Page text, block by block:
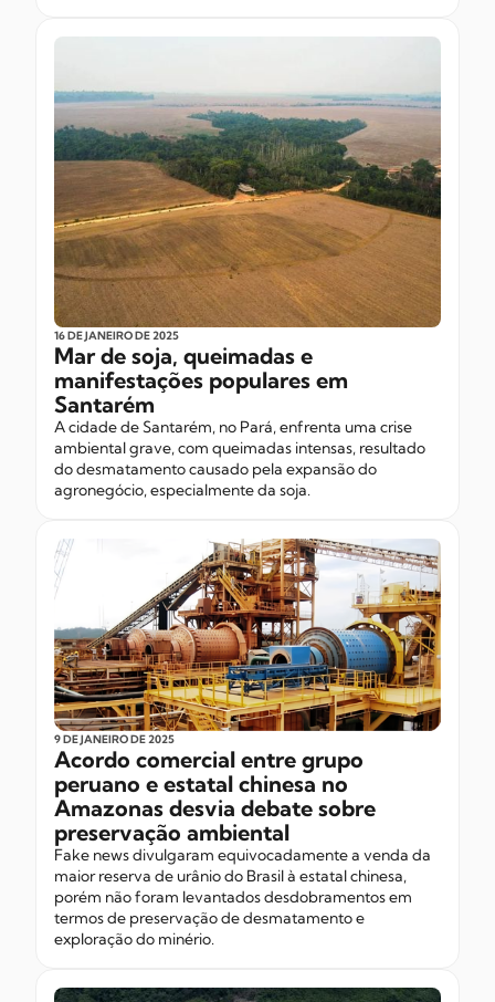
16 DE JANEIRODE 2025
Mar de soja, queimadas e
manifestações populares em
Santarém
A cidade de Santarém, no Pará, enfrenta uma crise
ambiental grave, com queimadas intensas, resultado
do desmatamento causado pela expansão do
agronegócio, especialmente da soja.
9 DE JANEIRODE 2025
Acordo comercial entre grupo
peruano e estatal chinesa no
Amazonas desvia debate sobre
preservação ambiental
Fake news divulgaram equivocadamente a venda da
maior reserva de urânio do Brasil à estatal chinesa,
porém não foram levantados desdobramentos em
termos de preservação de desmatamento e
exploração do minério.